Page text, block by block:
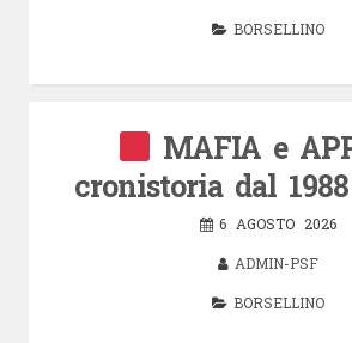
BORSELLINO
MAFIA e
cronistoria dal
6 AGOSTO 2026
ADMIN-PSF
BORSELLINO